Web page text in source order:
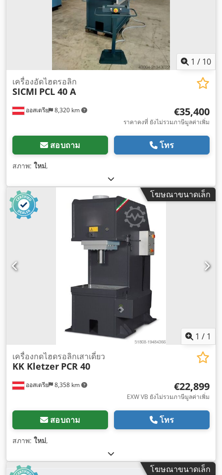
1 / 10
ออสเตรีย 8,320 km
เครื่องอัดไฮดรอลิก
SICMI PCL 40 A
€35,400
ราคาคงที่ ยังไม่รวมภาษีมูลค่าเพิ่ม
สอบถาม โทร
สภาพ: ใหม่,
โฆษณาขนาดเล็ก
1 / 1
ออสเตรีย 8,358 km
เครื่องกดไฮดรอลิกเสาเดี่ยว
KK Kletzer PCR 40
€22,899
EXW VB ยังไม่รวมภาษีมูลค่าเพิ่ม
สอบถาม โทร
สภาพ: ใหม่,
โฆษณาขนาดเล็ก